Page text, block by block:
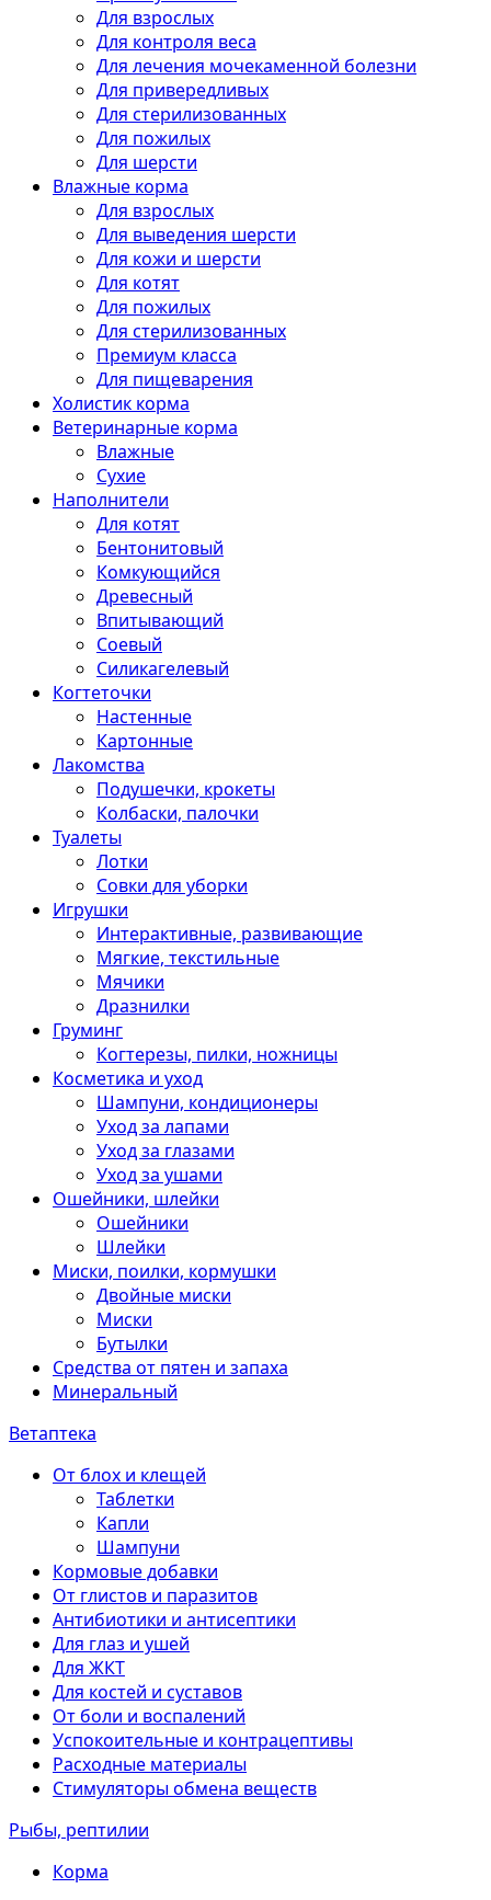
Для взрослых
Для контроля веса
Для лечения мочекаменной болезни
Для привередливых
Для стерилизованных
Для пожилых
Для шерсти
Влажные корма
Для взрослых
Для выведения шерсти
Для кожи и шерсти
Для котят
Для пожилых
Для стерилизованных
Премиум класса
Для пищеварения
Холистик корма
Ветеринарные корма
Влажные
Сухие
Наполнители
Для котят
Бентонитовый
Комкующийся
Древесный
Впитывающий
Соевый
Силикагелевый
Когтеточки
Настенные
Картонные
Лакомства
Подушечки, крокеты
Колбаски, палочки
Туалеты
Лотки
Совки для уборки
Игрушки
Интерактивные, развивающие
Мягкие, текстильные
Мячики
Дразнилки
Груминг
Когтерезы, пилки, ножницы
Косметика и уход
Шампуни, кондиционеры
Уход за лапами
Уход за глазами
Уход за ушами
Ошейники, шлейки
Ошейники
Шлейки
Миски, поилки, кормушки
Двойные миски
Миски
Бутылки
Средства от пятен и запаха
Минеральный
Ветаптека
От блох и клещей
Таблетки
Капли
Шампуни
Кормовые добавки
От глистов и паразитов
Антибиотики и антисептики
Для глаз и ушей
Для ЖКТ
Для костей и суставов
От боли и воспалений
Успокоительные и контрацептивы
Расходные материалы
Стимуляторы обмена веществ
Рыбы, рептилии
Корма